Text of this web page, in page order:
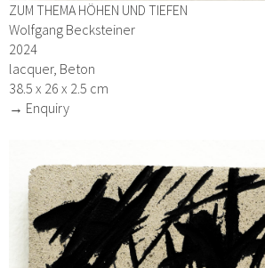
ZUM THEMA HÖHEN UND TIEFEN
Wolfgang Becksteiner
2024
lacquer, Beton
38.5 x 26 x 2.5 cm
→ Enquiry